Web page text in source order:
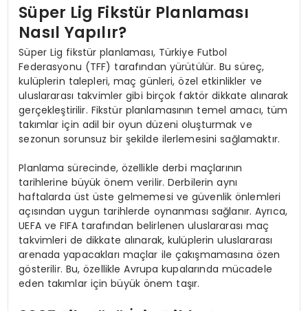
Süper Lig Fikstür Planlaması
Nasıl Yapılır?
Süper Lig fikstür planlaması, Türkiye Futbol
Federasyonu (TFF) tarafından yürütülür. Bu süreç,
kulüplerin talepleri, maç günleri, özel etkinlikler ve
uluslararası takvimler gibi birçok faktör dikkate alınarak
gerçekleştirilir. Fikstür planlamasının temel amacı, tüm
takımlar için adil bir oyun düzeni oluşturmak ve
sezonun sorunsuz bir şekilde ilerlemesini sağlamaktır.
Planlama sürecinde, özellikle derbi maçlarının
tarihlerine büyük önem verilir. Derbilerin aynı
haftalarda üst üste gelmemesi ve güvenlik önlemleri
açısından uygun tarihlerde oynanması sağlanır. Ayrıca,
UEFA ve FIFA tarafından belirlenen uluslararası maç
takvimleri de dikkate alınarak, kulüplerin uluslararası
arenada yapacakları maçlar ile çakışmamasına özen
gösterilir. Bu, özellikle Avrupa kupalarında mücadele
eden takımlar için büyük önem taşır.